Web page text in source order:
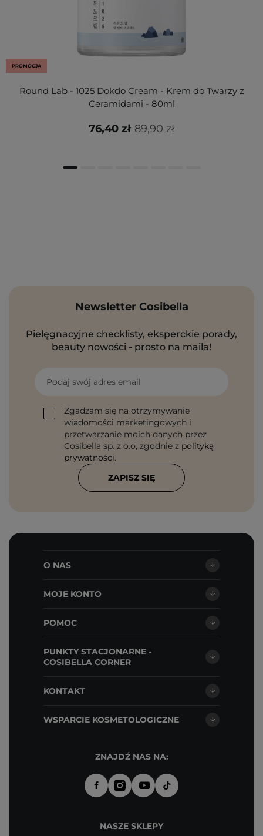
PROMOCJA
Round Lab - 1025 Dokdo Cream - Krem do Twarzy z
Ceramidami - 80ml
89,90 zł
76,40 zł
Newsletter Cosibella
Pielęgnacyjne checklisty, eksperckie porady,
beauty nowości - prosto na maila!
Podaj swój adres email
Zgadzam się na otrzymywanie
wiadomości marketingowych i
przetwarzanie moich danych przez
Cosibella sp. z o.o, zgodnie z polityką
prywatności.
ZAPISZ SIĘ
O NAS
MOJE KONTO
POMOC
PUNKTY STACJONARNE -
COSIBELLA CORNER
KONTAKT
WSPARCIE KOSMETOLOGICZNE
ZNAJDŹ NAS NA:
NASZE SKLEPY